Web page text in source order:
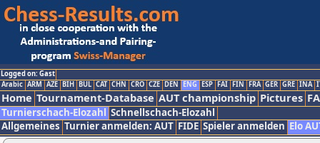
Logged on: Gast
Arabic ARM AZE BIH BUL CAT CHN CRO CZE DEN ENG ESP FAI FIN FRA GER GRE INA
Home Tournament-Database AUT championship Pictures
Turnierschach-Elozahl Schnellschach-Elozahl
Allgemeines Turnier anmelden: AUT FIDE Spieler anmelden Elo